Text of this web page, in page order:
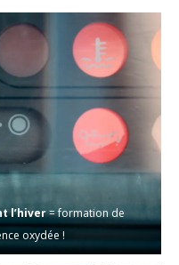
l’hiver= formation de
oxydée !